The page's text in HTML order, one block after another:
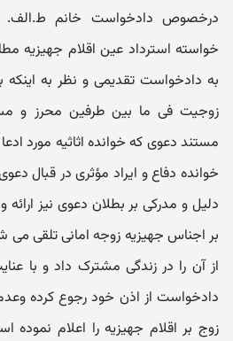
درخصوص دادخواست خانم ط.الف.
خواسته استرداد عین اقلام جهیزیه
به دادخواست تقدیمی و نظر به اینکه
زوجیت فی ما بین طرفین محرز
مستند دعوی که خوانده اثاثیه مورد
خوانده دفاع و ایراد مؤثری در قبال
دلیل و مدرکی بر بطلان دعوی نیز ارائه
بر اجناس جهیزیه زوجه امانی تلقی
از آن را در زندگی مشترک داد و با
دادخواست از اذن خود رجوع کرده
زوج بر اقلام جهیزیه را اعلام